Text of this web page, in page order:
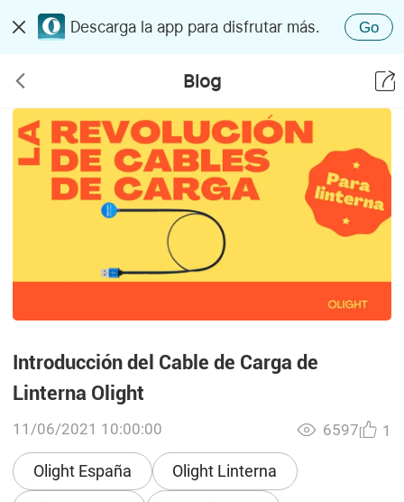
Descarga la app para disfrutar más. Go
Blog
Introducción del Cable de Carga de
Linterna Olight
11/06/2021 10:00:00
Olight España
Olight Linterna
6597 1